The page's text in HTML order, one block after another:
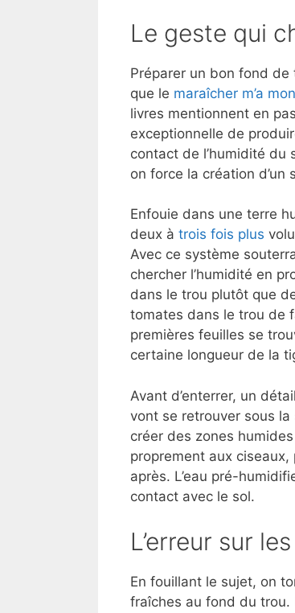
Le geste qui
Préparer un bon fond de
que le maraîcher m’a
livres mentionnent en
exceptionnelle de
contact de l’humidité du
on force la création
Enfouie dans une terre
deux à trois fois plus
Avec ce système
chercher l’humidité en
dans le trou plutôt que
tomates dans le trou de
premières feuilles se
certaine longueur de la
Avant d’enterrer, un
vont se retrouver sous
créer des zones
proprement aux
après. L’eau pré-
contact avec le sol.
L’erreur sur
En fouillant le sujet, on
fraîches au fond du trou.